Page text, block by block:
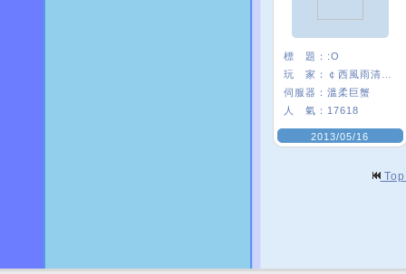
標 題： :O
玩 家：
伺服器： 溫柔巨蟹
人 氣： 17618
2013/05/16